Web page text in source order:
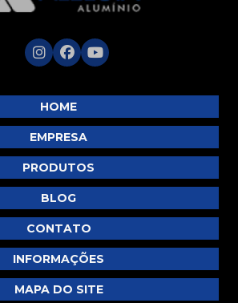
HOME
EMPRESA
PRODUTOS
BLOG
CONTATO
INFORMAÇÕES
MAPA DO SITE